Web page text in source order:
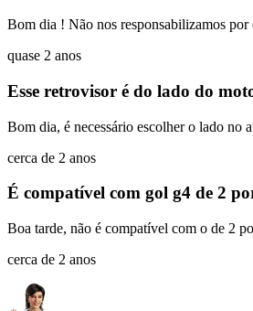
Bom dia ! Não nos responsabilizamos por
quase 2 anos
Esse retrovisor é do lado do
Bom dia, é necessário escolher o lado no
cerca de 2 anos
É compatível com gol g4 de 2
Boa tarde, não é compatível com o de 2
cerca de 2 anos